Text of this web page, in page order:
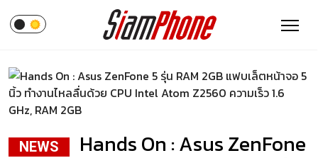
NEWS
Hands On : Asus ZenFone